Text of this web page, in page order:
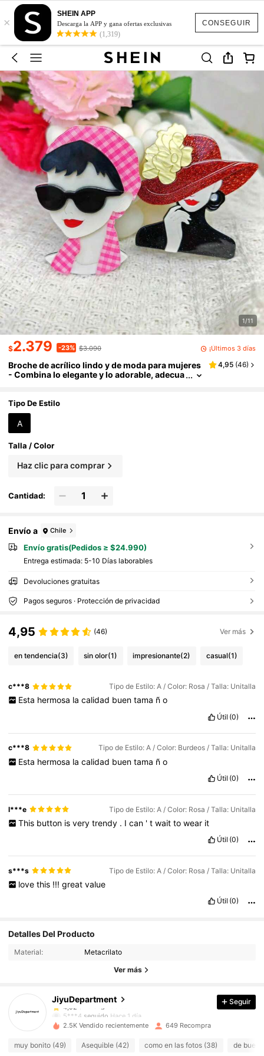
CONSEGUIR
×
SHEIN APP
Descarga la APP y gana ofertas exclusivas
(1,319)
1/11
$2.379 -23% $3.090 ¡Últimos 3 días
Broche de acrílico lindo y de moda para mujeres
- Combina lo elegante y lo adorable, adecua
4,95 (46)
Tipo De Estilo
A
Talla / Color
Haz clic para comprar
Cantidad:
Envío a Chile
Envío gratis(Pedidos ≥ $24.990)
Entrega estimada: 5-10 Días laborables
Devoluciones gratuitas
Pagos seguros · Protección de privacidad
4,95 (46) Ver más
en tendencia(3) sin olor(1) impresionante(2) casual(1)
c***8 Tipo de Estilo: A / Color: Rosa / Talla: Unitalla
Esta hermosa la calidad buen tama ñ o
Útil (0)
c***8 Tipo de Estilo: A / Color: Burdeos / Talla: Unitalla
Esta hermosa la calidad buen tama ñ o
Útil (0)
l***e Tipo de Estilo: A / Color: Rosa / Talla: Unitalla
This button is very trendy . I can ' t wait to wear it
Útil (0)
s***s Tipo de Estilo: A / Color: Rosa / Talla: Unitalla
love this !!! great value
Útil (0)
Detalles Del Producto
Material: Metacrilato
Ver más
JiyuDepartment
4,92 70 Seguidores
70 Seguidores
70 Seguidores
4,92
70 Seguidores
5***4
seguido Hace 1 día
4,92
Seguir
2.5K Vendido recientemente 649 Recompra
muy bonito (49) Asequible (42) como en las fotos (38) de